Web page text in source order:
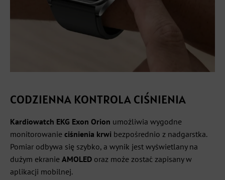
CODZIENNA KONTROLA CIŚNIENIA
Kardiowatch EKG Exon Orion umożliwia wygodne
monitorowanie ciśnienia krwi bezpośrednio z nadgarstka.
Pomiar odbywa się szybko, a wynik jest wyświetlany na
dużym ekranie AMOLED oraz może zostać zapisany w
aplikacji mobilnej.